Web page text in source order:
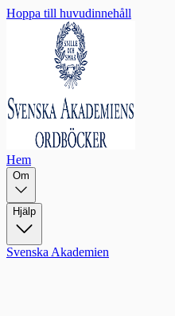
Hoppa till huvudinnehåll
Hem
Om
Hjälp
Svenska Akademien